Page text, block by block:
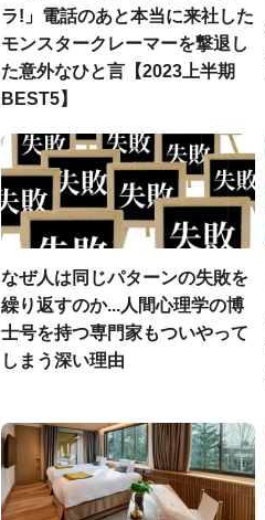
ラ!」電話のあと本当に来社した
モンスタークレーマーを撃退し
た意外なひと言【2023上半期
BEST5】
なぜ人は同じパターンの失敗を
繰り返すのか...人間心理学の博
士号を持つ専門家もついやって
しまう深い理由